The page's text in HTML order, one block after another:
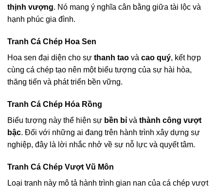
thịnh vượng. Nó mang ý nghĩa cân bằng giữa tài lộc và
hạnh phúc gia đình.
Tranh Cá Chép Hoa Sen
Hoa sen đại diện cho sự thanh tao và cao quý, kết hợp
cùng cá chép tạo nên một biểu tượng của sự hài hòa,
thăng tiến và phát triển bền vững.
Tranh Cá Chép Hóa Rồng
Biểu tượng này thể hiện sự bền bỉ và thành công vượt
bậc. Đối với những ai đang trên hành trình xây dựng sự
nghiệp, đây là lời nhắc nhở về sự nỗ lực và quyết tâm.
Tranh Cá Chép Vượt Vũ Môn
Loại tranh này mô tả hành trình gian nan của cá chép vượt